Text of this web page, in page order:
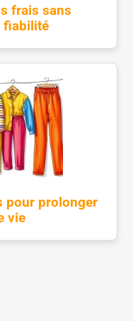
frais sans
fiabilité
pour prolonger
vie